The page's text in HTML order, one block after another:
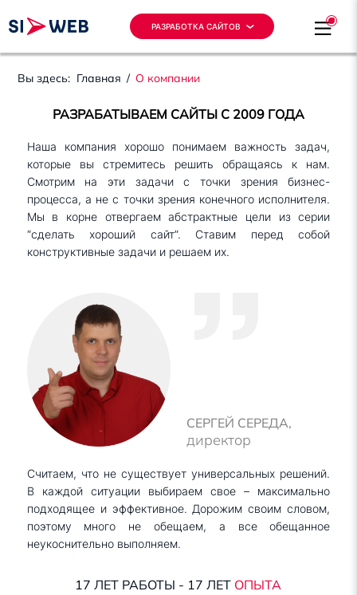
РАЗРАБОТКА САЙТОВ
Вы здесь: Главная / О компании
РАЗРАБАТЫВАЕМ САЙТЫ С 2009 ГОДА
Наша компания хорошо понимаем важность задач,
которые вы стремитесь решить обращаясь к нам.
Смотрим на эти задачи с точки зрения бизнес-
процесса, а не с точки зрения конечного исполнителя.
Мы в корне отвергаем абстрактные цели из серии
“сделать хороший сайт”. Ставим перед собой
конструктивные задачи и решаем их.
СЕРГЕЙ СЕРЕДА,
директор
Считаем, что не существует универсальных решений.
В каждой ситуации выбираем свое – максимально
подходящее и эффективное. Дорожим своим словом,
поэтому много не обещаем, а все обещанное
неукоснительно выполняем.
17 ЛЕТ РАБОТЫ - 17 ЛЕТ ОПЫТА